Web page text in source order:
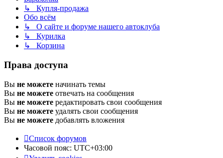
↳ Купля-продажа
Обо всём
↳ О сайте и форуме нашего автоклуба
↳ Курилка
↳ Корзина
Права доступа
Вы не можете начинать темы
Вы не можете отвечать на сообщения
Вы не можете редактировать свои сообщения
Вы не можете удалять свои сообщения
Вы не можете добавлять вложения
Список форумов
Часовой пояс: UTC+03:00